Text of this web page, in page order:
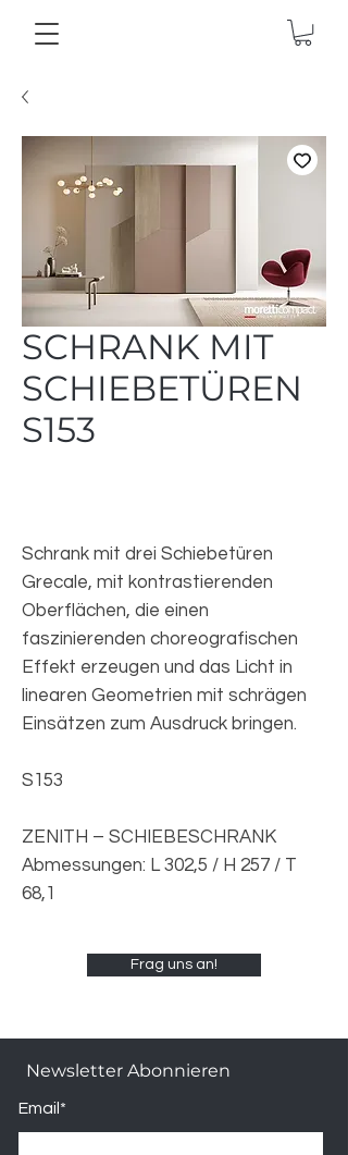
SCHRANK MIT
SCHIEBETÜREN
S153
Schrank mit drei Schiebetüren
Grecale, mit kontrastierenden
Oberflächen, die einen
faszinierenden choreografischen
Effekt erzeugen und das Licht in
linearen Geometrien mit schrägen
Einsätzen zum Ausdruck bringen.
S153
ZENITH – SCHIEBESCHRANK
Abmessungen: L 302,5 / H 257 / T
68,1
Frag uns an!
Newsletter Abonnieren
Email*